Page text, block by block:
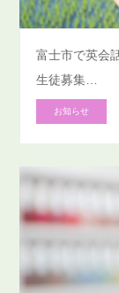
富士市で英会
生徒募集…
お知らせ